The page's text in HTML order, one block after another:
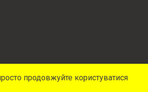
продовжуйте користуватися